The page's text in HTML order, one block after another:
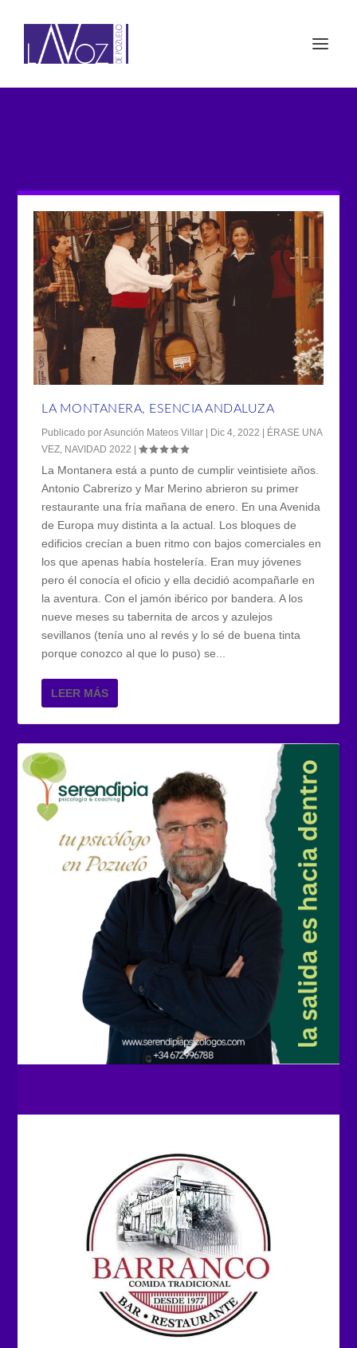
LA MONTANERA, ESENCIA ANDALUZA
Publicado porAsunción Mateos Villar | Dic 4, 2022 | ÉRASE UNA
VEZ NAVIDAD 2022 |
La Montanera está a punto de cumplir veintisiete años.
Antonio Cabrerizo y Mar Merino abrieron su primer
restaurante una fría mañana de enero. En una Avenida
de Europa muy distinta a la actual. Los bloques de
edificios crecían a buen ritmo con bajos comerciales en
los que apenas había hostelería. Eran muy jóvenes
pero él conocía el oficio y ella decidió acompañarle en
la aventura. Con el jamón ibérico por bandera. A los
nueve meses su tabernita de arcos y azulejos
sevillanos (tenía uno al revés y lo sé de buena tinta
porque conozco al que lo puso) se...
LEER MÁS